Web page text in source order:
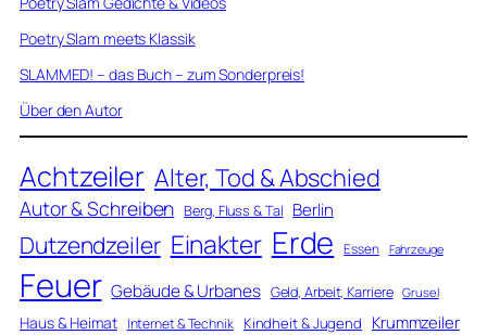
Poetry Slam meets Klassik
SLAMMED! – das Buch – zum Sonderpreis!
Über den Autor
Achtzeiler Alter, Tod & Abschied
Autor & Schreiben Berg, Fluss & Tal Berlin
Dutzendzeiler Einakter Erde Essen Fahrzeuge
Feuer Gebäude & Urbanes Geld, Arbeit, Karriere Grusel
Haus & Heimat Internet & Technik Kindheit & Jugend Krummzeiler